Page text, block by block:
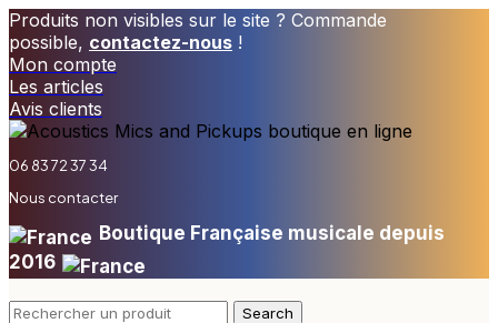
Produits non visibles sur le site ? Commande
possible, contactez-nous !
Mon compte
Les articles
Avis clients
06 83 72 37 34
Nous contacter
Boutique Française musicale depuis
2016
Search